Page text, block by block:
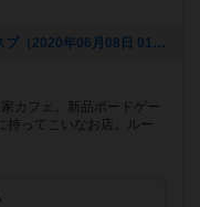
[NEW] 第542回 水曜ボードゲーム会@デザスプ（2020年06月08日 01時35分）
カフェ。新品ボードゲー
持ってこいなお店。ルー